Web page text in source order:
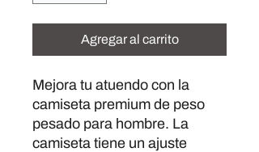
Agregar al carrito
Mejora tu atuendo con la
camiseta premium de peso
pesado para hombre. La
camiseta tiene un ajuste